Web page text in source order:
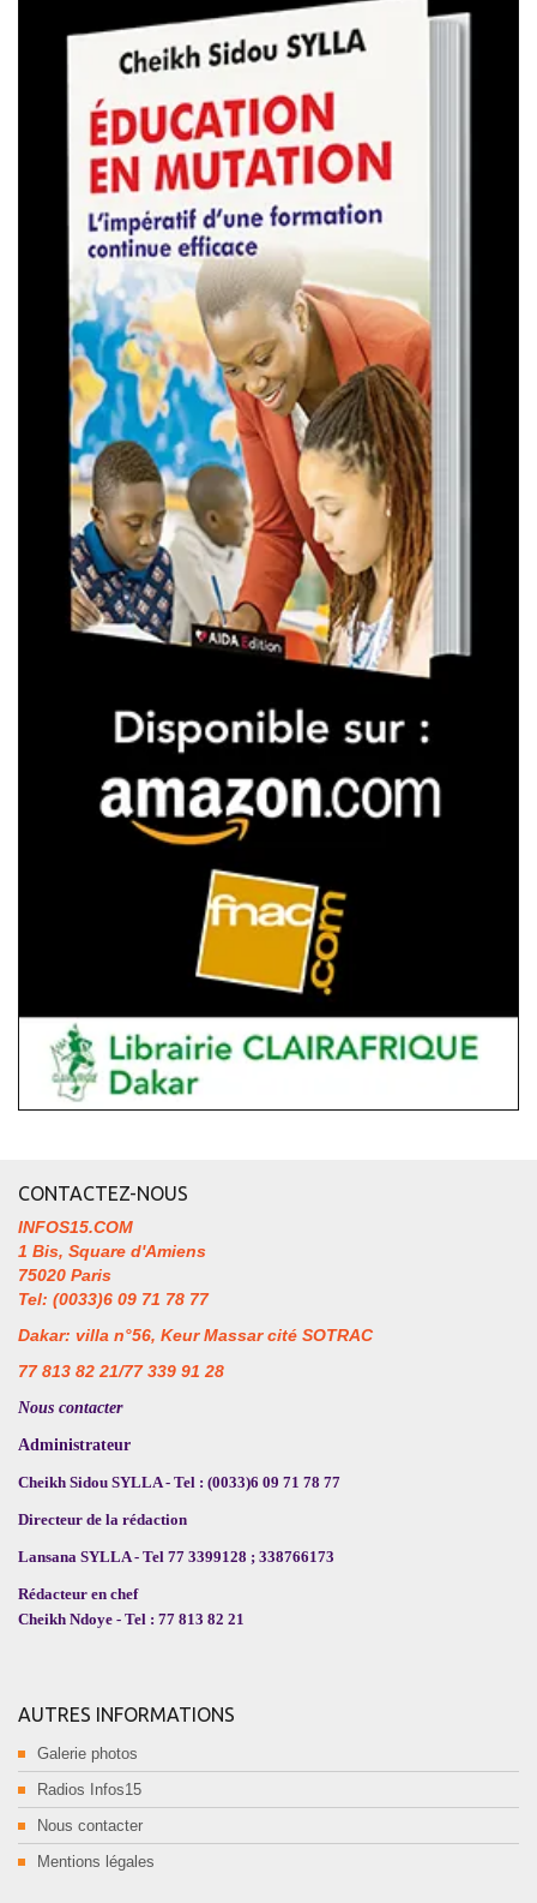
CONTACTEZ-NOUS
INFOS15.COM
1 Bis, Square d'Amiens
75020 Paris
Tel: (0033)6 09 71 78 77
Dakar: villa n°56, Keur Massar cité SOTRAC
77 813 82 21/77 339 91 28
Nous contacter
Administrateur
Cheikh Sidou SYLLA - Tel : (0033)6 09 71 78 77
Directeur de la rédaction
Lansana SYLLA - Tel 77 3399128 ; 338766173
Rédacteur en chef
Cheikh Ndoye - Tel : 77 813 82 21
AUTRES INFORMATIONS
Galerie photos
Radios Infos15
Nous contacter
Mentions légales